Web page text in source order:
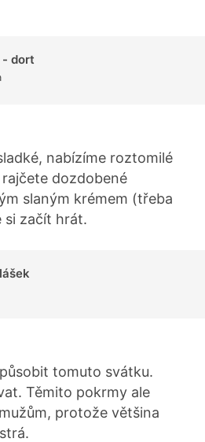
dort
nabízíme roztomilé
dozdobené
slaným krémem (třeba
si začít hrát.
tomuto svátku.
Těmito pokrmy ale
protože většina